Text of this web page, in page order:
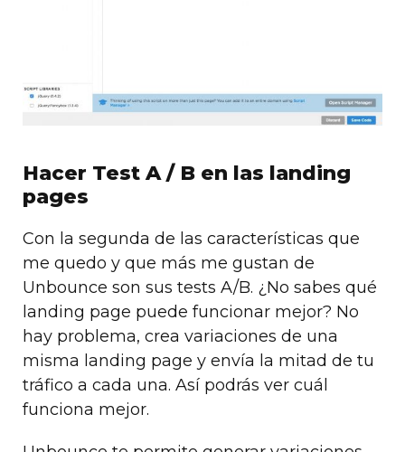
Hacer Test A / B en las landing
pages
Con la segunda de las características que
me quedo y que más me gustan de
Unbounce son sus tests A/B. ¿No sabes qué
landing page puede funcionar mejor? No
hay problema, crea variaciones de una
misma landing page y envía la mitad de tu
tráfico a cada una. Así podrás ver cuál
funciona mejor.